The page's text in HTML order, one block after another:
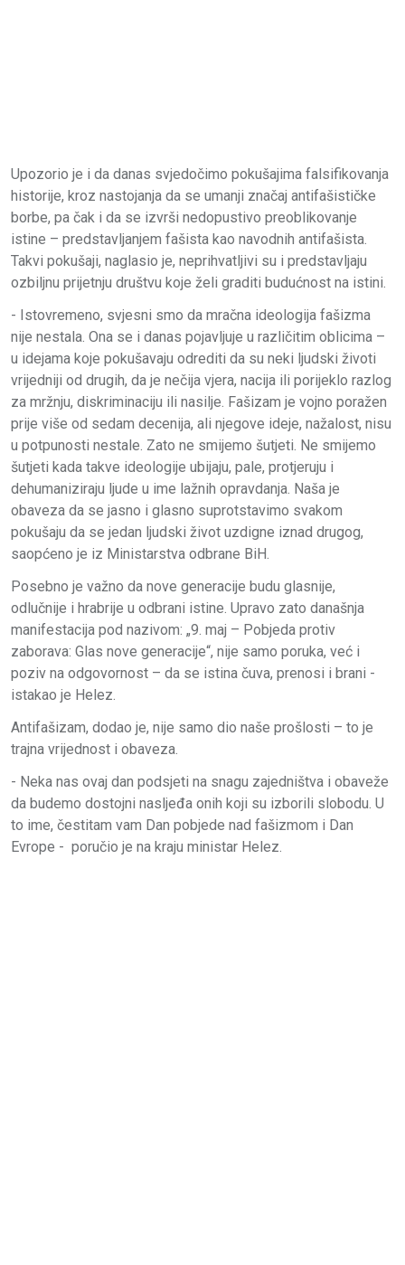
Upozorio je i da danas svjedočimo pokušajima falsifikovanja
historije, kroz nastojanja da se umanji značaj antifašističke
borbe, pa čak i da se izvrši nedopustivo preoblikovanje
istine – predstavljanjem fašista kao navodnih antifašista.
Takvi pokušaji, naglasio je, neprihvatljivi su i predstavljaju
ozbiljnu prijetnju društvu koje želi graditi budućnost na istini.
- Istovremeno, svjesni smo da mračna ideologija fašizma
nije nestala. Ona se i danas pojavljuje u različitim oblicima –
u idejama koje pokušavaju odrediti da su neki ljudski životi
vrijedniji od drugih, da je nečija vjera, nacija ili porijeklo razlog
za mržnju, diskriminaciju ili nasilje. Fašizam je vojno poražen
prije više od sedam decenija, ali njegove ideje, nažalost, nisu
u potpunosti nestale. Zato ne smijemo šutjeti. Ne smijemo
šutjeti kada takve ideologije ubijaju, pale, protjeruju i
dehumaniziraju ljude u ime lažnih opravdanja. Naša je
obaveza da se jasno i glasno suprotstavimo svakom
pokušaju da se jedan ljudski život uzdigne iznad drugog,
saopćeno je iz Ministarstva odbrane BiH.
Posebno je važno da nove generacije budu glasnije,
odlučnije i hrabrije u odbrani istine. Upravo zato današnja
manifestacija pod nazivom: „9. maj – Pobjeda protiv
zaborava: Glas nove generacije“, nije samo poruka, već i
poziv na odgovornost – da se istina čuva, prenosi i brani -
istakao je Helez.
Antifašizam, dodao je, nije samo dio naše prošlosti – to je
trajna vrijednost i obaveza.
- Neka nas ovaj dan podsjeti na snagu zajedništva i obaveže
da budemo dostojni nasljeđa onih koji su izborili slobodu. U
to ime, čestitam vam Dan pobjede nad fašizmom i Dan
Evrope - poručio je na kraju ministar Helez.